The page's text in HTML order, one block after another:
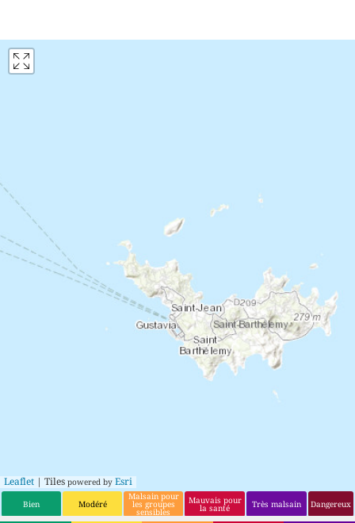
Leaflet | Tiles powered by Esri
Bien Modéré
Malsain pour
les groupes
sensibles
Mauvais pour
la santé Très malsain Dangereux